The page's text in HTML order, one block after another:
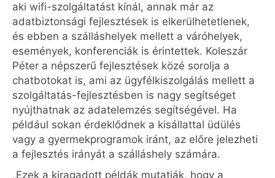
aki wifi-szolgáltatást kínál, annak már az
adatbiztonsági fejlesztések is elkerülhetetlenek,
és ebben a szálláshelyek mellett a váróhelyek,
események, konferenciák is érintettek. Koleszár
Péter a népszerű fejlesztések közé sorolja a
chatbotokat is, ami az ügyfélkiszolgálás mellett a
szolgáltatás-fejlesztésben is nagy segítséget
nyújthatnak az adatelemzés segítségével. Ha
például sokan érdeklődnek a kisállattal üdülés
vagy a gyermekprogramok iránt, az előre jelezheti
a fejlesztés irányát a szálláshely számára.
„Ezek a kiragadott példák mutatják, hogy a